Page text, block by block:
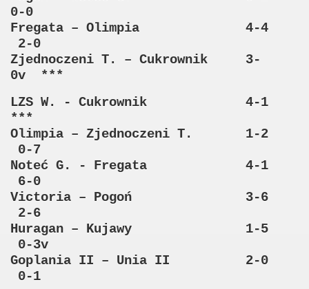
0-0
Fregata – Olimpia 4-4
2-0
Zjednoczeni T. – Cukrownik 3-
0v ***
LZS W. - Cukrownik 4-1
***
Olimpia – Zjednoczeni T. 1-2
0-7
Noteć G. - Fregata 4-1
6-0
Victoria – Pogoń 3-6
2-6
Huragan – Kujawy 1-5
0-3v
Goplania II – Unia II 2-0
0-1